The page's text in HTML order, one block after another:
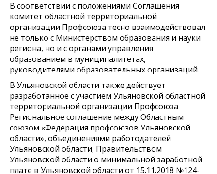
В соответствии с положениями Соглашения
комитет областной территориальной
организации Профсоюза тесно взаимодействовал
не только с Министерством образования и науки
региона, но и с органами управления
образованием в муниципалитетах,
руководителями образовательных организаций.
В Ульяновской области также действует
разработанное с участием Ульяновской областной
территориальной организации Профсоюза
Региональное соглашение между Областным
союзом «Федерация профсоюзов Ульяновской
области», объединениями работодателей
Ульяновской области, Правительством
Ульяновской области о минимальной заработной
плате в Ульяновской области от 15.11.2018 №124-